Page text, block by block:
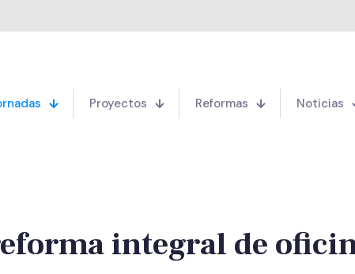
Proyectos Reformas Noticias
integral de